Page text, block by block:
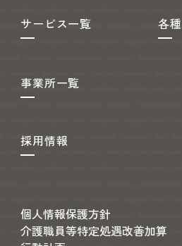
サービス一覧
事業所一覧
各
採用情報
個人情報保護方針
介護職員等特定処遇改善加算